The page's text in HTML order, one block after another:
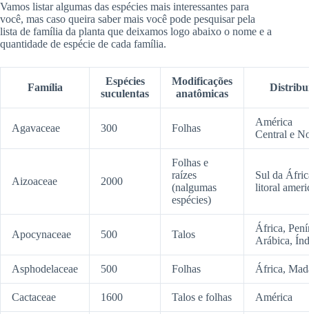
Vamos listar algumas das espécies mais interessantes para
você, mas caso queira saber mais você pode pesquisar pela
lista de família da planta que deixamos logo abaixo o nome e a
quantidade de espécie de cada família.
Família
Espécies
suculentas
Modificações
anatômicas
Agavaceae 300 Folhas
América
Central e
Aizoaceae 2000
Folhas e
raízes
(nalgumas
espécies)
Sul da
litoral
Apocynaceae 500 Talos
África,
Arábica,
Asphodelaceae 500 Folhas África,
Cactaceae 1600 Talos e folhas América